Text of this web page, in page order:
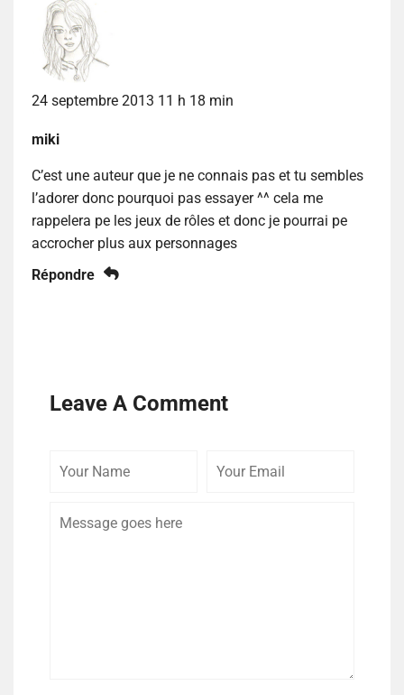
24 septembre 2013 11 h 18 min
miki
C’est une auteur que je ne connais pas et tu sembles
l’adorer donc pourquoi pas essayer ^^ cela me
rappelera pe les jeux de rôles et donc je pourrai pe
accrocher plus aux personnages
Répondre
Leave A Comment